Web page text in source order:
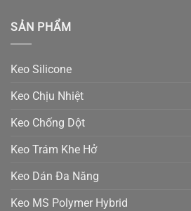
SẢN PHẨM
Keo Silicone
Keo Chịu Nhiệt
Keo Chống Dột
Keo Trám Khe Hở
Keo Dán Đa Năng
Keo MS Polymer Hybrid